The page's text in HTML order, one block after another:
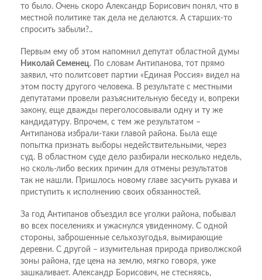
то было. Очень скоро Александр Борисович понял, что в
местной политике так дела не делаются. А старших-то
спросить забыли?..
Первым ему об этом напомнил депутат областной думы
Николай Семенец. По словам Антипанова, тот прямо
заявил, что политсовет партии «Единая Россия» видел на
этом посту другого человека. В результате с местными
депутатами провели разъяснительную беседу и, вопреки
закону, еще дважды переголосовывали одну и ту же
кандидатуру. Впрочем, с тем же результатом –
Антипанова избрали-таки главой района. Была еще
попытка признать выборы недействительными, через
суд. В областном суде дело разбирали несколько недель,
но сколь-либо веских причин для отмены результатов
так не нашли. Пришлось новому главе засучить рукава и
приступить к исполнению своих обязанностей.
За год Антипанов объездил все уголки района, побывал
во всех поселениях и ужаснулся увиденному. С одной
стороны, заброшенные сельхозугодья, вымирающие
деревни. С другой – изумительная природа приволжской
зоны района, где цена на землю, мягко говоря, уже
зашкаливает. Александр Борисович, не стесняясь,